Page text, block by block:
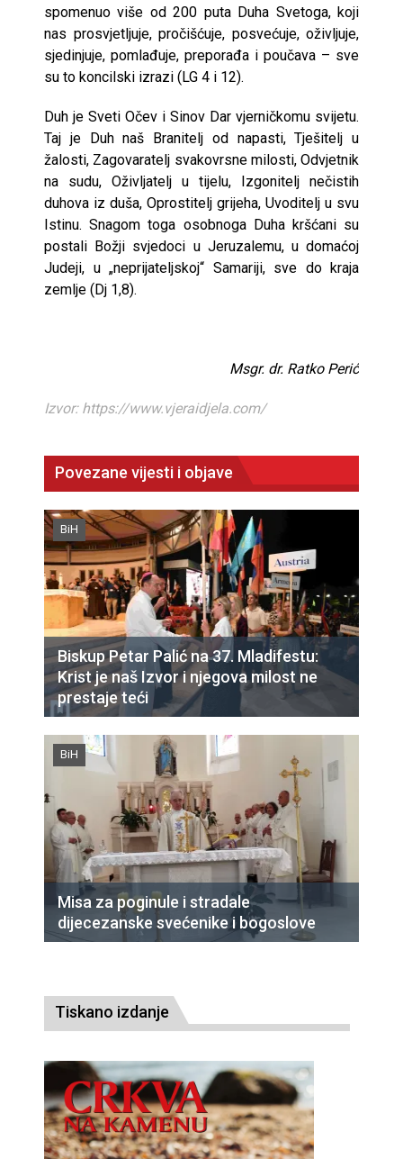
spomenuo više od 200 puta Duha Svetoga, koji
nas prosvjetljuje, pročišćuje, posvećuje, oživljuje,
sjedinjuje, pomlađuje, preporađa i poučava – sve
su to koncilski izrazi (LG 4 i 12).
Duh je Sveti Očev i Sinov Dar vjerničkomu svijetu.
Taj je Duh naš Branitelj od napasti, Tješitelj u
žalosti, Zagovaratelj svakovrsne milosti, Odvjetnik
na sudu, Oživljatelj u tijelu, Izgonitelj nečistih
duhova iz duša, Oprostitelj grijeha, Uvoditelj u svu
Istinu. Snagom toga osobnoga Duha kršćani su
postali Božji svjedoci u Jeruzalemu, u domaćoj
Judeji, u „neprijateljskoj“ Samariji, sve do kraja
zemlje (Dj 1,8).
Msgr. dr. Ratko Perić
Izvor: https://www.vjeraidjela.com/
Povezane vijesti i objave
BiH
Biskup Petar Palić na 37. Mladifestu:
Krist je naš Izvor i njegova milost ne
prestaje teći
BiH
Misa za poginule i stradale
dijecezanske svećenike i bogoslove
Tiskano izdanje